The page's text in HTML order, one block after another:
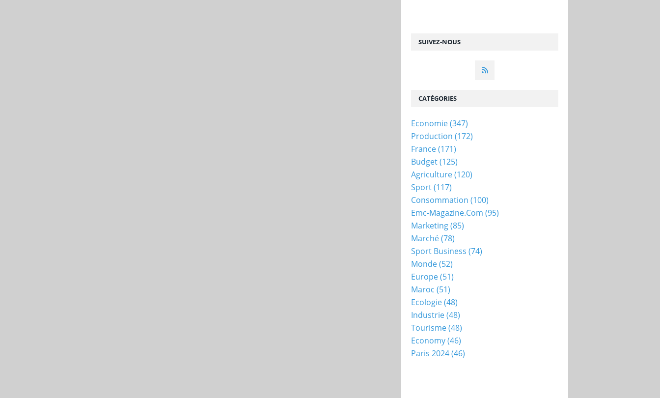
SUIVEZ-NOUS
CATÉGORIES
Economie(347)
Production (172)
France(171)
Budget(125)
Agriculture(120)
Sport(117)
Consommation (100)
Emc-Magazine.com (95)
Marketing(85)
Marché(78)
Sport Business (74)
Monde(52)
Europe(51)
Maroc (51)
Ecologie(48)
Industrie(48)
Tourisme(48)
Economy(46)
Paris 2024(46)